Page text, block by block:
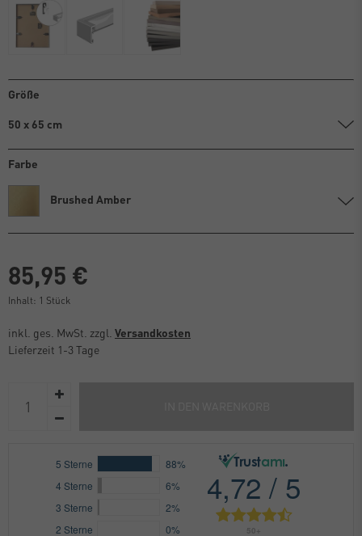
Größe
50 x 65 cm
Farbe
Brushed Amber
85,95 €
Inhalt: 1 Stück
inkl. ges. MwSt. zzgl. Versandkosten
Lieferzeit 1-3 Tage